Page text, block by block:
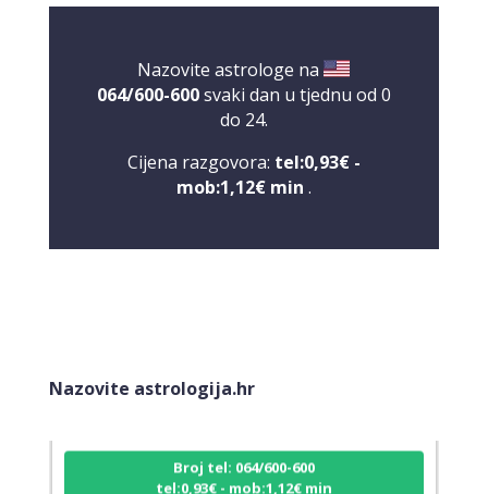
Nazovite astrologe na
064/600-600svaki dan u tjednu od 0
do 24.
Cijena razgovora: tel:0,93€ -
mob:1,12€ min .
Nazovite astrologija.hrTarot savjetnik je slobodan
Broj tel: 064/600-600
tel:0,93€ - mob:1,12€ min